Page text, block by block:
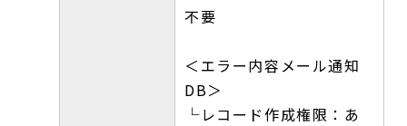
不要
＜エラー内容メール通知
DB＞
└レコード作成権限：あ